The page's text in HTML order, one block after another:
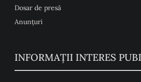
Dosar de presă
Anunţuri
INFORMAȚII INTERES